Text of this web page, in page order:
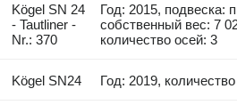
Kögel SN 24
- Tautliner -
Nr.: 370
Год: 2015, подвеска:
собственный вес: 7
количество осей: 3
Kögel SN24 Год: 2019,